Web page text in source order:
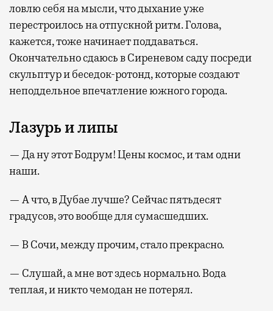
ловлю себя на мысли, что дыхание уже
перестроилось на отпускной ритм. Голова,
кажется, тоже начинает поддаваться.
Окончательно сдаюсь в Сиреневом саду посреди
скульптур и беседок-ротонд, которые создают
неподдельное впечатление южного города.
Лазурь и липы
— Да ну этот Бодрум! Цены космос, и там одни
наши.
— А что, в Дубае лучше? Сейчас пятьдесят
градусов, это вообще для сумасшедших.
— В Сочи, между прочим, стало прекрасно.
— Слушай, а мне вот здесь нормально. Вода
теплая, и никто чемодан не потерял.